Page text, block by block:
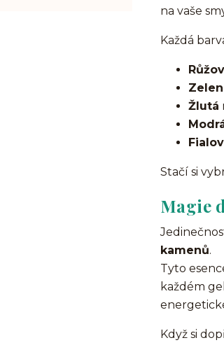
na vaše
Každá
Žlutá
Stačí si
Magie
kamenů.
Tyto
každém
Když si